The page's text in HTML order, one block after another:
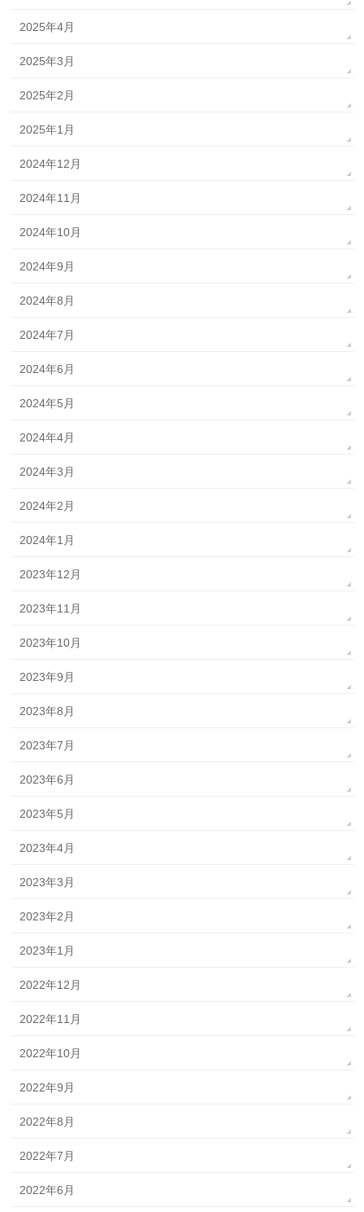
2025年4月
2025年3月
2025年2月
2025年1月
2024年12月
2024年11月
2024年10月
2024年9月
2024年8月
2024年7月
2024年6月
2024年5月
2024年4月
2024年3月
2024年2月
2024年1月
2023年12月
2023年11月
2023年10月
2023年9月
2023年8月
2023年7月
2023年6月
2023年5月
2023年4月
2023年3月
2023年2月
2023年1月
2022年12月
2022年11月
2022年10月
2022年9月
2022年8月
2022年7月
2022年6月